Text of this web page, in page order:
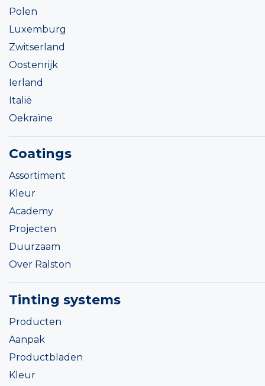
Polen
Luxemburg
Zwitserland
Oostenrijk
Ierland
Italië
Oekraïne
Coatings
Assortiment
Kleur
Academy
Projecten
Duurzaam
Over Ralston
Tinting systems
Producten
Aanpak
Productbladen
Kleur